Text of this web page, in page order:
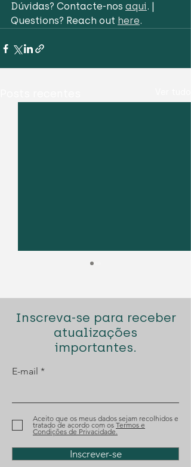
Dúvidas? Contacte-nos aqui. |
Questions? Reach out here.
Diogo Santana Lopes
premiado pela Best
Inscreva-se para receber
atualizações
importantes.
E-mail
Aceito que os meus dados sejam recolhidos e
tratado de acordo com os Termos e
Condições de Privacidade.
Inscrever-se